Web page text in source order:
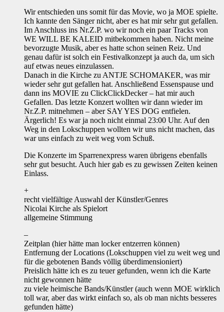
Wir entschieden uns somit für das Movie, wo ja MOE spielte.
Ich kannte den Sänger nicht, aber es hat mir sehr gut gefallen.
Im Anschluss ins Nr.Z.P. wo wir noch ein paar Tracks von
WE WILL BE KALEID mitbekommen haben. Nicht meine
bevorzugte Musik, aber es hatte schon seinen Reiz. Und
genau dafür ist solch ein Festivalkonzept ja auch da, um sich
auf etwas neues einzulassen.
Danach in die Kirche zu ANTJE SCHOMAKER, was mir
wieder sehr gut gefallen hat. Anschließend Essenspause und
dann ins MOVIE zu ClickClickDecker – hat mir auch
Gefallen. Das letzte Konzert wollten wir dann wieder im
Nr.Z.P. mitnehmen – aber SAY YES DOG entfielen.
Ärgerlich! Es war ja noch nicht einmal 23:00 Uhr. Auf den
Weg in den Lokschuppen wollten wir uns nicht machen, das
war uns einfach zu weit weg vom Schuß.
Die Konzerte im Sparrenexpress waren übrigens ebenfalls
sehr gut besucht. Auch hier gab es zu gewissen Zeiten keinen
Einlass.
+
recht vielfältige Auswahl der Künstler/Genres
Nicolai Kirche als Spielort
allgemeine Stimmung
–
Zeitplan (hier hätte man locker entzerren können)
Entfernung der Locations (Lokschuppen viel zu weit weg und
für die gebotenen Bands völlig überdimensioniert)
Preislich hätte ich es zu teuer gefunden, wenn ich die Karte
nicht gewonnen hätte
zu viele heimische Bands/Künstler (auch wenn MOE wirklich
toll war, aber das wirkt einfach so, als ob man nichts besseres
gefunden hätte)